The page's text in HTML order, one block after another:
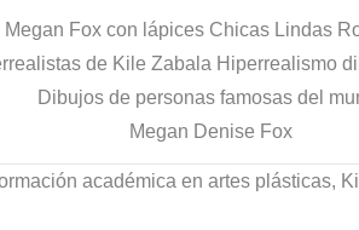
Megan Fox con lápices Chicas Lindas
de Kile Zabala Hiperrealismo
Dibujos de personas famosas del
Megan Denise Fox
académica en artes plásticas,